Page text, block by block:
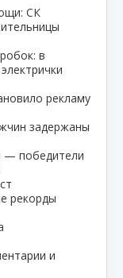
СК
в
рекламу
задержаны
— победители
рекорды
и